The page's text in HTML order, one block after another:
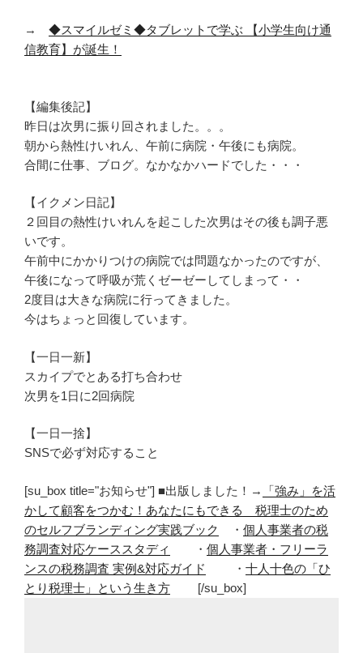
→ ◆スマイルゼミ◆タブレットで学ぶ 【小学生向け通
信教育】が誕生！
【編集後記】
昨日は次男に振り回されました。。。
朝から熱性けいれん、午前に病院・午後にも病院。
合間に仕事、ブログ。なかなかハードでした・・・
【イクメン日記】
２回目の熱性けいれんを起こした次男はその後も調子悪
いです。
午前中にかかりつけの病院では問題なかったのですが、
午後になって呼吸が荒くゼーゼーしてしまって・・
2度目は大きな病院に行ってきました。
今はちょっと回復しています。
【一日一新】
スカイプでとある打ち合わせ
次男を1日に2回病院
【一日一捨】
SNSで必ず対応すること
[su_box title="お知らせ"] ■出版しました！→
「強み」を活
かして顧客をつかむ！あなたにもできる 税理士のため
のセルフブランディング実践ブック
・ 個人事業者の税
務調査対応ケーススタディ
・ 個人事業者・フリーラ
ンスの税務調査 実例&対応ガイド
・ 十人十色の「ひ
とり税理士」という生き方 [/su_box]